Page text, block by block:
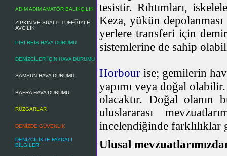
ADIM ADIM AMATÖR BALIKÇILIK
ZIPKIN VE SUALTI TÜFEĞİYLE
AVCILIK
PİRİ REİS HAVA DURUMU
DENİZCİLER İÇİN HAVA DURUMU
SAMSUN HAVA DURUMU
BAFRA HAVA DURUMU
RÜZGARLAR
DENİZDE GÜVENLİK
DENİZCİLİKTE FAYDALI
BİLGİLER
tesistir. Rıhtımları,
Keza, yükün
yerlere transferi için
sistemlerine de sahip
Horbour ise; gemilerin
yapımı veya doğal
olacaktır. Doğal
uluslararası
incelendiğinde
Ulusal